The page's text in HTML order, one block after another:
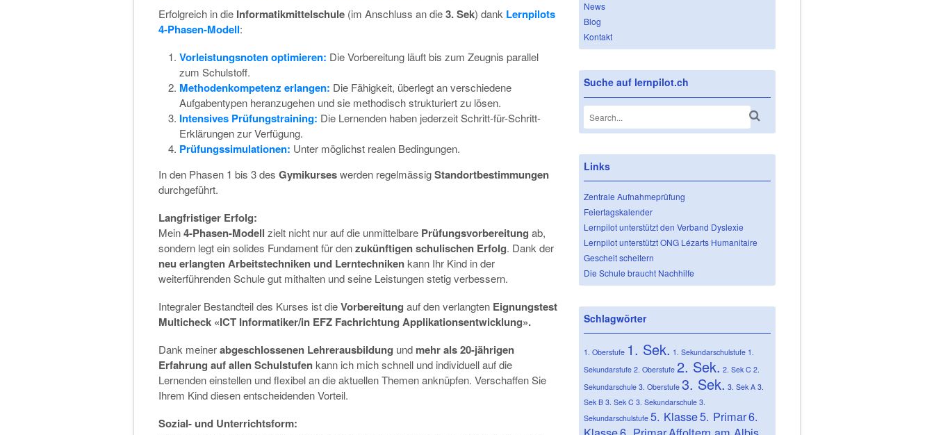
Erfolgreich in die Informatikmittelschule (im Anschluss an die3. Sek) dank Lernpilots
4-Phasen-Modell:
Vorleistungsnoten optimieren: Die Vorbereitung läuft bis zum Zeugnis parallel
zum Schulstoff.
Methodenkompetenz erlangen: Die Fähigkeit, überlegt an verschiedene
Aufgabentypen heranzugehen und sie methodisch strukturiert zu lösen.
Intensives Prüfungstraining: Die Lernenden haben jederzeit Schritt-für-Schritt-
Erklärungen zur Verfügung.
Prüfungssimulationen: Unter möglichst realen Bedingungen.
In den Phasen 1 bis 3 des Gymikurseswerden regelmässigStandortbestimmungen
durchgeführt.
Langfristiger Erfolg:
Mein4-Phasen-Modell zielt nicht nur auf die unmittelbare Prüfungsvorbereitung ab,
sondern legt ein solides Fundament für denzukünftigen schulischen Erfolg. Dank der
neu erlangten Arbeitstechniken und Lerntechnikenkann Ihr Kind in der
weiterführenden Schule gut mithalten und seine Leistungen stetig verbessern.
Integraler Bestandteil des Kurses ist dieVorbereitung auf den verlangten Eignungstest
Multicheck «ICT Informatiker/in EFZ Fachrichtung Applikationsentwicklung».
Dank meinerabgeschlossenen Lehrerausbildung und mehr als 20-jährigen
Erfahrung auf allen Schulstufenkann ich mich schnell und individuell auf die
Lernenden einstellen und flexibel an die aktuellen Themen anknüpfen. Verschaffen Sie
Ihrem Kind diesen entscheidenden Vorteil.
Sozial- und Unterrichtsform:
News
Blog
Kontakt
Suche auf lernpilot.ch
Links
Zentrale Aufnahmeprüfung
Feiertagskalender
Lernpilot unterstützt den Verband Dyslexie
Lernpilot unterstützt ONG Lézarts Humanitaire
Gescheit scheitern
Die Schule braucht Nachhilfe
Schlagwörter
1. Oberstufe 1. Sek. 1. Sekundarschulstufe 1.
Sekundarstufe 2. Oberstufe 2. Sek. 2. Sek C 2.
Sekundarschule 3. Oberstufe 3. Sek. 3. Sek A 3.
Sek B 3. Sek C 3. Sekundarschule 3.
Sekundarschulstufe 5. Klasse5. Primar6.